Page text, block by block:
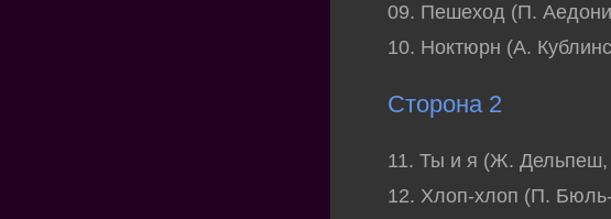
09. Пешеход (П.
10. Ноктюрн (А.
Сторона 2
11. Ты и я (Ж.
12. Хлоп-хлоп (П.